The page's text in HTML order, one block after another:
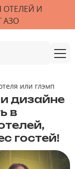
ОТЕЛЕЙ И
АЗО
или глэмпинга
дизайне
в
гостей!